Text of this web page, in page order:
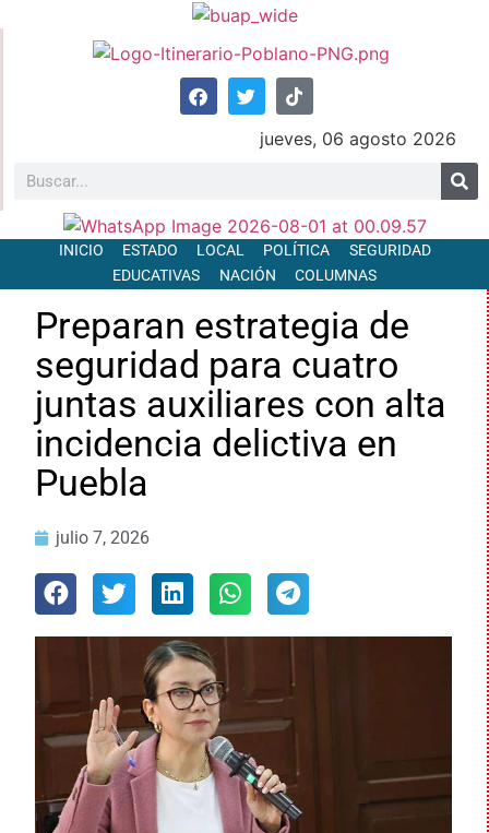
jueves, 06 agosto 2026
INICIO ESTADO LOCAL POLÍTICA
SEGURIDAD
EDUCATIVAS
NACIÓN COLUMNAS
Preparan estrategia de
seguridad para cuatro
juntas auxiliares con alta
incidencia delictiva en
Puebla
julio 7, 2026